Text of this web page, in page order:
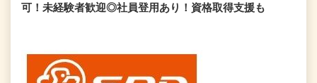
可！未経験者歓迎◎社員登用あり！資格取得支援も